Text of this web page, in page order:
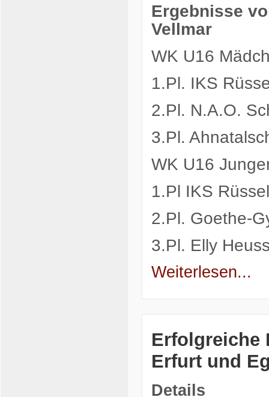
Ergebnisse
Vellmar
WK U16
1.Pl. IKS
2.Pl. N.A.O.
3.Pl.
WK U16
1.Pl IKS
2.Pl. Goethe-
3.Pl. Elly
Weiterlesen...
Erfolgreiche
Erfurt und
Details